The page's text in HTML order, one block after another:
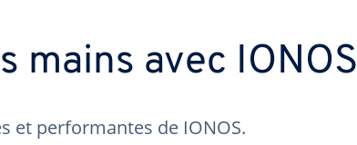
mains avec IONOS
et performantes de IONOS.